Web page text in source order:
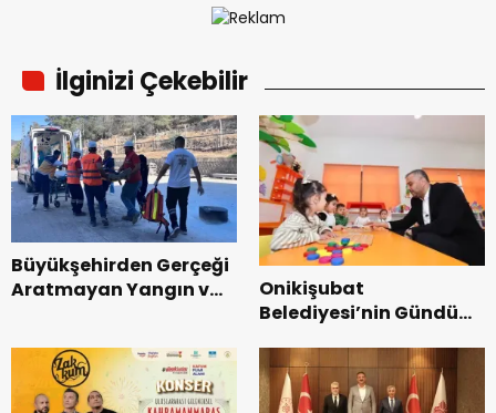
İlginizi Çekebilir
Büyükşehirden Gerçeği
Aratmayan Yangın ve
Onikişubat
Belediyesi’nin Gündüz
dönemin ön kayıtları
başladı.